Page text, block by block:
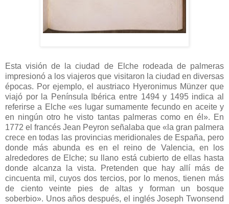
Esta visión de la ciudad de Elche rodeada de palmeras
impresionó a los viajeros que visitaron la ciudad en diversas
épocas. Por ejemplo, el austriaco Hyeronimus Münzer que
viajó por la Península Ibérica entre 1494 y 1495 indica al
referirse a Elche «es lugar sumamente fecundo en aceite y
en ningún otro he visto tantas palmeras como en él». En
1772 el francés Jean Peyron señalaba que «la gran palmera
crece en todas las provincias meridionales de España, pero
donde más abunda es en el reino de Valencia, en los
alrededores de Elche; su llano está cubierto de ellas hasta
donde alcanza la vista. Pretenden que hay allí más de
cincuenta mil, cuyos dos tercios, por lo menos, tienen más
de ciento veinte pies de altas y forman un bosque
soberbio». Unos años después, el inglés Joseph Twonsend